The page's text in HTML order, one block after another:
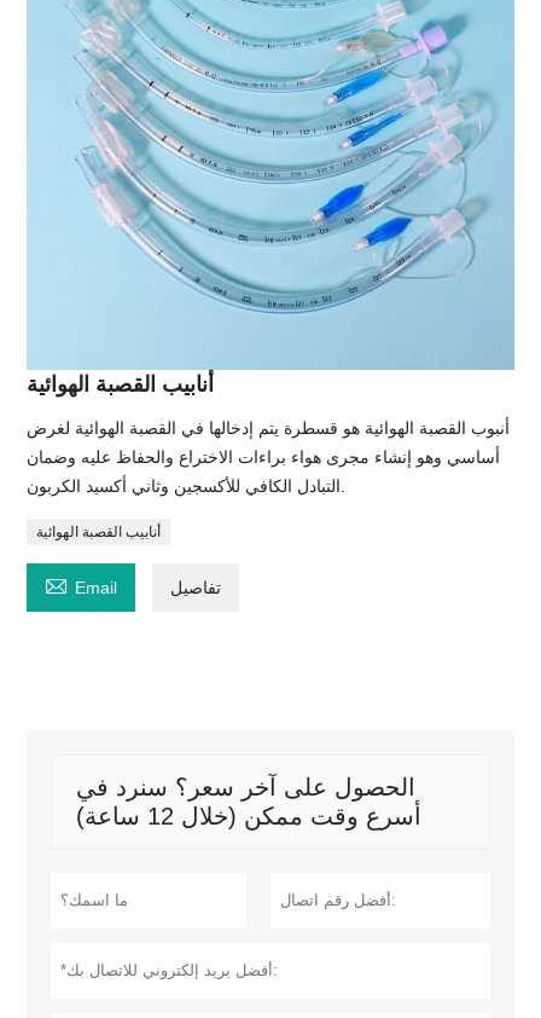
أنابيب القصبة الهوائية
أنبوب القصبة الهوائية هو قسطرة يتم إدخالها في القصبة الهوائية لغرض
أساسي وهو إنشاء مجرى هواء براءات الاختراع والحفاظ عليه وضمان
التبادل الكافي للأكسجين وثاني أكسيد الكربون.
أنابيب القصبة الهوائية
 Email تفاصيل
الحصول على آخر سعر؟ سنرد في
أسرع وقت ممكن (خلال 12 ساعة)